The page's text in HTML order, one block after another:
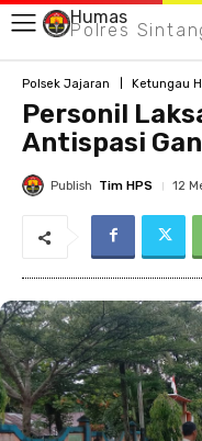
Humas
Polres
Polsek Jajaran Ketungau
Personil
Antispasi
Publish Tim HPS 12